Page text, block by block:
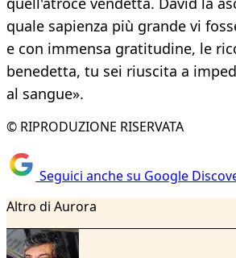
quale sapienza più grande vi
e con immensa gratitudine, le
benedetta, tu sei riuscita a
al sangue».
© RIPRODUZIONE RISERVATA
Seguici anche su Google
Altro di Aurora